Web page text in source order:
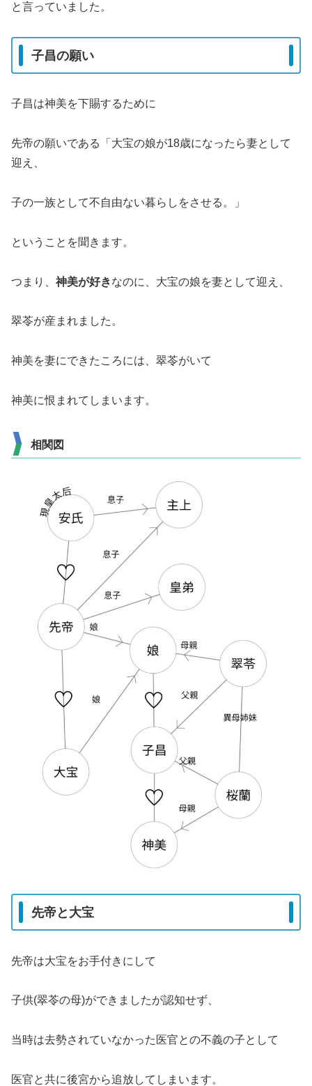
と言っていました。
子昌の願い
子昌は神美を下賜するために
先帝の願いである「大宝の娘が18歳になったら妻として
迎え、
子の一族として不自由ない暮らしをさせる。」
ということを聞きます。
つまり、 神美が好きなのに、大宝の娘を妻として迎え、
翠苓が産まれました。
神美を妻にできたころには、翠苓がいて
神美に恨まれてしまいます。
相関図
先帝と大宝
先帝は大宝をお手付きにして
子供(翠苓の母)ができましたが認知せず、
当時は去勢されていなかった医官との不義の子として
医官と共に後宮から追放してしまいます。